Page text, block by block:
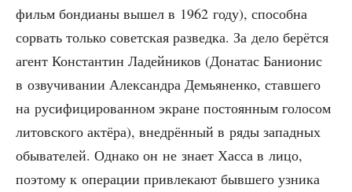
фильм бон­ди­а­ны вышел в 1962 году), спо­соб­на
сорвать толь­ко совет­ская раз­вед­ка. За дело берёт­ся
агент Кон­стан­тин Ладей­ни­ков (Дона­тас Бани­о­нис
в озву­чи­ва­нии Алек­сандра Демья­нен­ко, став­ше­го
на руси­фи­ци­ро­ван­ном экране посто­ян­ным голо­сом
литов­ско­го актё­ра), внед­рён­ный в ряды запад­ных
обы­ва­те­лей. Одна­ко он не зна­ет Хас­са в лицо,
поэто­му к опе­ра­ции при­вле­ка­ют быв­ше­го узни­ка